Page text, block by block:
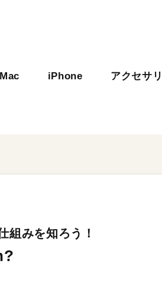
Mac iPhone アクセサリ
組みを知ろう！